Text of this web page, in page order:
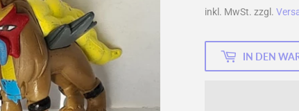
inkl. MwSt. zzgl.
IN DEN